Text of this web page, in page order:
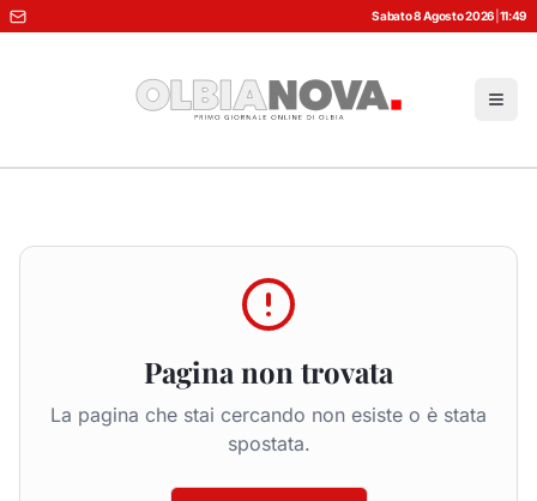
Sabato 8 Agosto 2026 11:49
Pagina non trovata
La pagina che stai cercando non esiste o è stata
spostata.